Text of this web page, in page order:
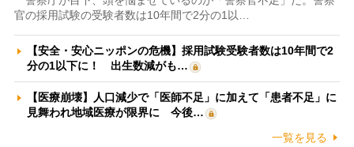
官の採用試験の受験者数は10年間で2分の1以…
【安全・安心ニッポンの危機】採用試験受験者数は10年間で2
分の1以下に！ 出生数減がも…
【医療崩壊】人口減少で「医師不足」に加えて「患者不足」に
見舞われ地域医療が限界に 今後…
一覧を見る